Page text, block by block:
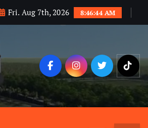
Fri. Aug 7th, 2026 8:46:44 AM